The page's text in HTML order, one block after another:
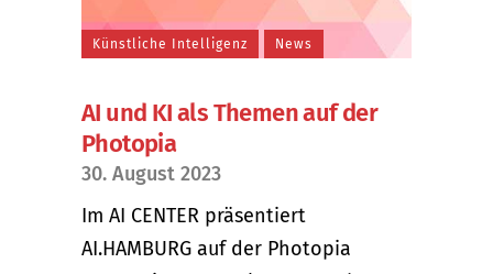
Künstliche Intelligenz News
AI und KI als Themen auf der
Photopia
30. August 2023
Im AI CENTER präsentiert
AI.HAMBURG auf der Photopia